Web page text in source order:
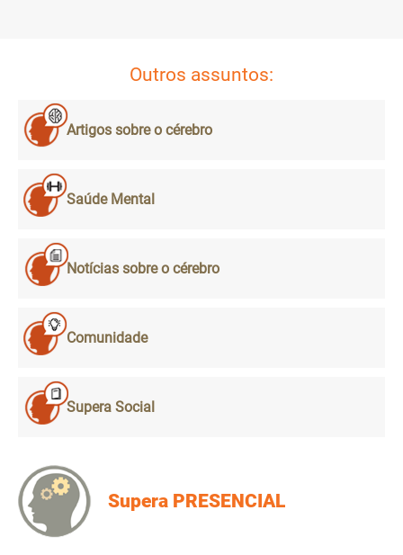
Outros assuntos:
Artigos sobre o cérebro
Saúde Mental
Notícias sobre o cérebro
Comunidade
Supera Social
Supera PRESENCIAL